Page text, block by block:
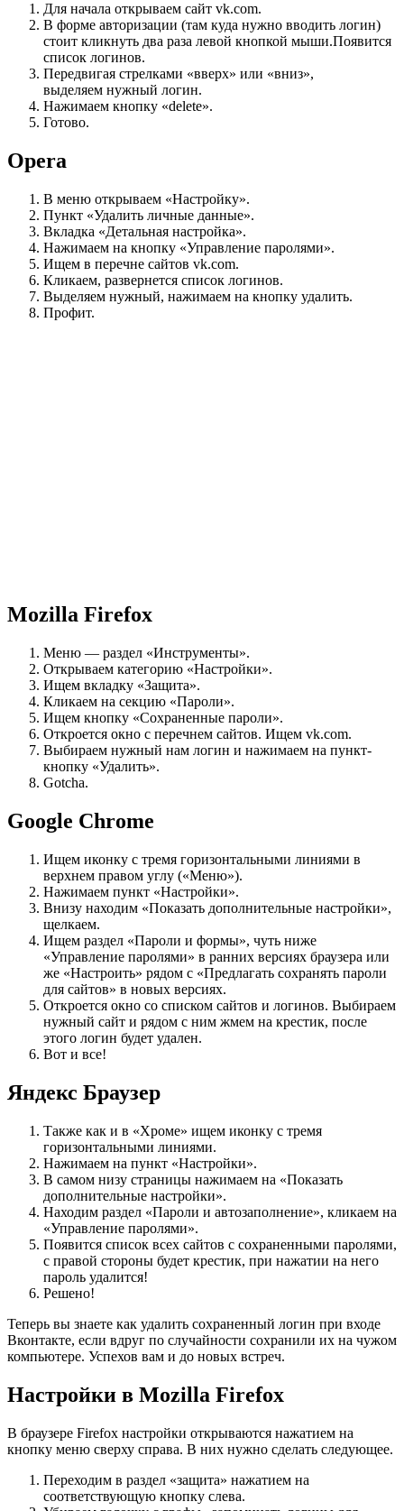
Для начала открываем сайт vk.com.
В форме авторизации (там куда нужно вводить логин)
стоит кликнуть два раза левой кнопкой мыши.Появится
список логинов.
Передвигая стрелками «вверх» или «вниз»,
выделяем нужный логин.
Нажимаем кнопку «delete».
Готово.
Opera
В меню открываем «Настройку».
Пункт «Удалить личные данные».
Вкладка «Детальная настройка».
Нажимаем на кнопку «Управление паролями».
Ищем в перечне сайтов vk.com.
Кликаем, развернется список логинов.
Выделяем нужный, нажимаем на кнопку удалить.
Профит.
Mozilla Firefox
Меню — раздел «Инструменты».
Открываем категорию «Настройки».
Ищем вкладку «Защита».
Кликаем на секцию «Пароли».
Ищем кнопку «Сохраненные пароли».
Откроется окно с перечнем сайтов. Ищем vk.com.
Выбираем нужный нам логин и нажимаем на пункт-
кнопку «Удалить».
Gotcha.
Google Chrome
Ищем иконку с тремя горизонтальными линиями в
верхнем правом углу («Меню»).
Нажимаем пункт «Настройки».
Внизу находим «Показать дополнительные настройки»,
щелкаем.
Ищем раздел «Пароли и формы», чуть ниже
«Управление паролями» в ранних версиях браузера или
же «Настроить» рядом с «Предлагать сохранять пароли
для сайтов» в новых версиях.
Откроется окно со списком сайтов и логинов. Выбираем
нужный сайт и рядом с ним жмем на крестик, после
этого логин будет удален.
Вот и все!
Яндекс Браузер
Также как и в «Хроме» ищем иконку с тремя
горизонтальными линиями.
Нажимаем на пункт «Настройки».
В самом низу страницы нажимаем на «Показать
дополнительные настройки».
Находим раздел «Пароли и автозаполнение», кликаем на
«Управление паролями».
Появится список всех сайтов с сохраненными паролями,
с правой стороны будет крестик, при нажатии на него
пароль удалится!
Решено!
Теперь вы знаете как удалить сохраненный логин при входе
Вконтакте, если вдруг по случайности сохранили их на чужом
компьютере. Успехов вам и до новых встреч.
Настройки в Mozilla Firefox
В браузере Firefox настройки открываются нажатием на
кнопку меню сверху справа. В них нужно сделать следующее.
Переходим в раздел «защита» нажатием на
соответствующую кнопку слева.